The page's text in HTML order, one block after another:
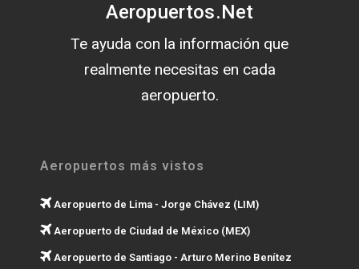
Aeropuertos.Net
Te ayuda con la información que
realmente necesitas en cada
aeropuerto.
Aeropuertos más vistos
Aeropuerto de Lima - Jorge Chávez (LIM)
Aeropuerto de Ciudad de México (MEX)
Aeropuerto de Santiago - Arturo Merino Benítez